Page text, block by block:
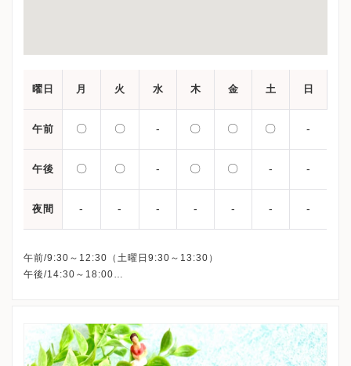
曜日 月 火 水 木 金 土 日
午前 〇 〇 - 〇 〇 〇 -
午後 〇 〇 - 〇 〇 - -
夜間 - - - - - - -
午前/9:30～12:30（土曜日9:30～13:30）
午後/14:30～18:00